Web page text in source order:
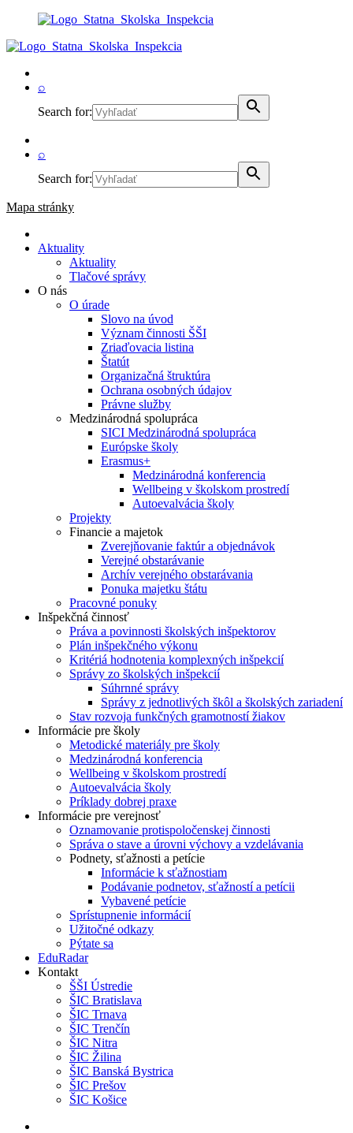
⌕
Search for:
⌕
Search for:
Mapa stránky
Aktuality
Aktuality
Tlačové správy
O nás
O úrade
Slovo na úvod
Význam činnosti ŠŠI
Zriaďovacia listina
Štatút
Organizačná štruktúra
Ochrana osobných údajov
Právne služby
Medzinárodná spolupráca
SICI Medzinárodná spolupráca
Európske školy
Erasmus+
Medzinárodná konferencia
Wellbeing v školskom prostredí
Autoevalvácia školy
Projekty
Financie a majetok
Zverejňovanie faktúr a objednávok
Verejné obstarávanie
Archív verejného obstarávania
Ponuka majetku štátu
Pracovné ponuky
Inšpekčná činnosť
Práva a povinnosti školských inšpektorov
Plán inšpekčného výkonu
Kritériá hodnotenia komplexných inšpekcií
Správy zo školských inšpekcií
Súhrnné správy
Správy z jednotlivých škôl a školských zariadení
Stav rozvoja funkčných gramotností žiakov
Informácie pre školy
Metodické materiály pre školy
Medzinárodná konferencia
Wellbeing v školskom prostredí
Autoevalvácia školy
Príklady dobrej praxe
Informácie pre verejnosť
Oznamovanie protispoločenskej činnosti
Správa o stave a úrovni výchovy a vzdelávania
Podnety, sťažnosti a petície
Informácie k sťažnostiam
Podávanie podnetov, sťažností a petícii
Vybavené petície
Sprístupnenie informácií
Užitočné odkazy
Pýtate sa
EduRadar
Kontakt
ŠŠI Ústredie
ŠIC Bratislava
ŠIC Trnava
ŠIC Trenčín
ŠIC Nitra
ŠIC Žilina
ŠIC Banská Bystrica
ŠIC Prešov
ŠIC Košice